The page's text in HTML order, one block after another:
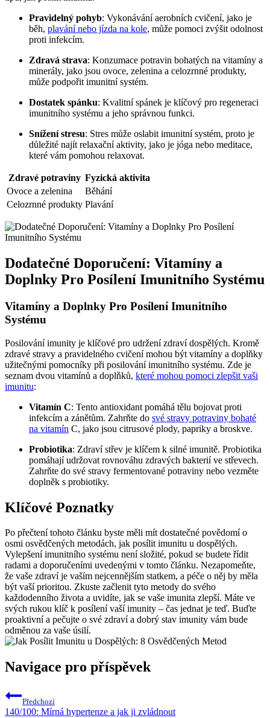
Pravidelný pohyb: Vykonávání aerobních cvičení, jako je
běh, plavání nebo jízda na kole, může pomoci zvýšit odolnost
proti infekcím.
Zdravá strava: Konzumace potravin bohatých na vitamíny a
minerály, jako jsou ovoce, zelenina a celozrnné produkty,
může podpořit imunitní systém.
Dostatek spánku: Kvalitní spánek je klíčový pro regeneraci
imunitního systému a jeho správnou funkci.
Snížení stresu: Stres může oslabit imunitní systém, proto je
důležité najít relaxační aktivity, jako je jóga nebo meditace,
které vám pomohou relaxovat.
Zdravé potraviny Fyzická aktivita
Ovoce a zelenina
Běhání
Celozrnné produkty Plavání
Dodatečné Doporučení: Vitamíny a
Doplnky Pro Posílení Imunitního Systému
Vitamíny a Doplnky Pro Posílení Imunitního
Systému
Posilování imunity je klíčové pro udržení zdraví dospělých. Kromě
zdravé stravy a pravidelného cvičení mohou být vitamíny a doplňky
užitečnými pomocníky při posilování imunitního systému. Zde je
seznam dvou vitamínů a doplňků, které mohou pomoci zlepšit vaši
imunitu:
Vitamín C: Tento antioxidant pomáhá tělu bojovat proti
infekcím a zánětům. Zahrňte do své stravy potraviny bohaté
na vitamín C, jako jsou citrusové plody, papriky a broskve.
Probiotika: Zdraví střev je klíčem k silné imunitě. Probiotika
pomáhají udržovat rovnováhu zdravých bakterií ve střevech.
Zahrňte do své stravy fermentované potraviny nebo vezměte
doplněk s probiotiky.
Klíčové Poznatky
Po přečtení tohoto článku byste měli mít dostatečné povědomí o
osmi osvědčených metodách, jak posílit imunitu u dospělých.
Vylepšení imunitního systému není složité, pokud se budete řídit
radami a doporučeními uvedenými v tomto článku. Nezapomeňte,
že vaše zdraví je vaším nejcennějším statkem, a péče o něj by měla
být vaší prioritou. Zkuste začlenit tyto metody do svého
každodenního života a uvidíte, jak se vaše imunita zlepší. Máte ve
svých rukou klíč k posílení vaší imunity – čas jednat je teď. Buďte
proaktivní a pečujte o své zdraví a dobrý stav imunity vám bude
odměnou za vaše úsilí.
Navigace pro příspěvek
Předchozí
140/100: Mírná hypertenze a jak ji zvládnout